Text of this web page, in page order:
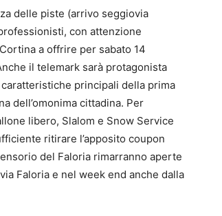
delle piste (arrivo seggiovia
con attenzione
a offrire per sabato 14
il telemark sarà protagonista
principali della prima
dell’omonima cittadina. Per
libero, Slalom e Snow Service
ritirare l’apposito coupon
del Faloria rimarranno aperte
Faloria e nel week end anche dalla